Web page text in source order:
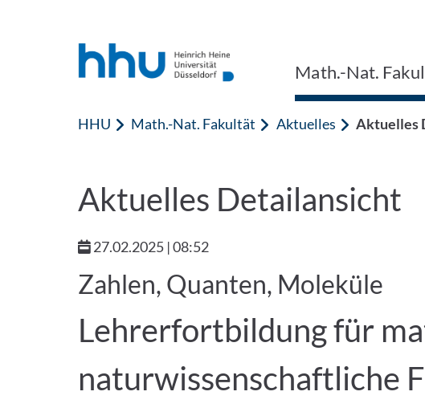
Math.-Nat.
HHU Math.-Nat. Fakultät Aktuelles Aktuelles
Aktuelles Detailansicht
27.02.2025 | 08:52
Zahlen, Quanten, Moleküle
Lehrerfortbildung für
naturwissenschaftliche